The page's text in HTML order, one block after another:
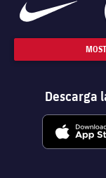
Descarga